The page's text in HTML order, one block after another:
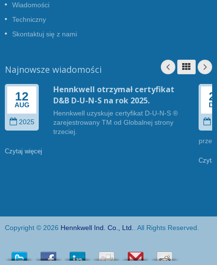
Wiadomości
Techniczny
Skontaktuj się z nami
Najnowsze wiadomości
12
AUG
2025
Hennkwell otrzymał certyfikat
D&B D-U-N-S na rok 2025.
Hennkwell uzyskuje certyfikat D-U-N-S ®
zarejestrowany TM od Globalnej strony
trzeciej.
Czytaj więcej
Copyright © 2026 Hennkwell Ind. Co., Ltd. . All Rights Reserved.